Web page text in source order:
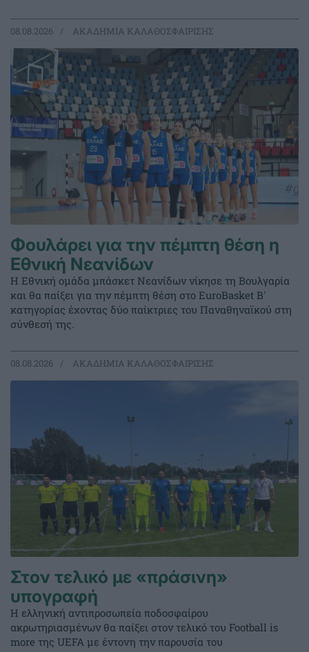
08.08.2026 ΑΚΑΔΗΜΙΑ ΚΑΛΑΘΟΣΦΑΙΡΙΣΗΣ
Φουλάρει για την πέμπτη θέση η
Εθνική Νεανίδων
Η Εθνική ομάδα μπάσκετ Νεανίδων νίκησε τη Βουλγαρία
και θα παίξει για την πέμπτη θέση στο EuroBasket Β'
κατηγορίας έχοντας δύο παίκτριες του Παναθηναϊκού στη
σύνθεσή της.
08.08.2026 ΑΚΑΔΗΜΙΑ ΚΑΛΑΘΟΣΦΑΙΡΙΣΗΣ
Στον τελικό με «πράσινη»
υπογραφή
Η ελληνική αντιπροσωπεία ποδοσφαίρου
ακρωτηριασμένων θα παίξει στον τελικό του Football is
more της UEFA με έντονη την παρουσία του